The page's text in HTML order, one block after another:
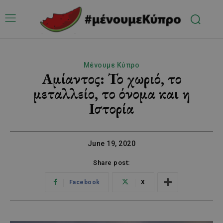
Μένουμε Κύπρο
Aμίαντος: Το χωριό, το
μεταλλείο, το όνομα και η
Ιστορία
June 19, 2020
Share post:
Facebook X